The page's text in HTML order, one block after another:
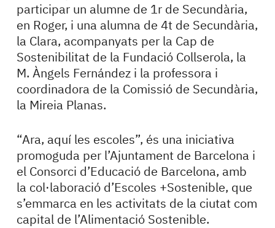
participar un alumne de 1r de Secundària,
en Roger, i una alumna de 4t de Secundària,
la Clara, acompanyats per la Cap de
Sostenibilitat de la Fundació Collserola, la
M. Àngels Fernández i la professora i
coordinadora de la Comissió de Secundària,
la Mireia Planas.
“Ara, aquí les escoles”, és una iniciativa
promoguda per l’Ajuntament de Barcelona i
el Consorci d’Educació de Barcelona, amb
la col·laboració d’Escoles +Sostenible, que
s’emmarca en les activitats de la ciutat com
capital de l’Alimentació Sostenible.